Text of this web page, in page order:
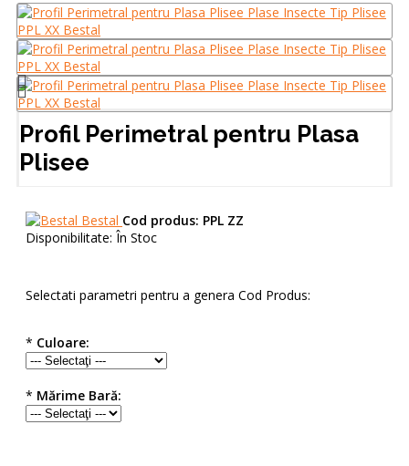
Profil Perimetral pentru Plasa
Plisee
Bestal Cod produs: PPL ZZ
Disponibilitate: În Stoc
Selectati parametri pentru a genera Cod Produs:
* Culoare:
* Mărime Bară: